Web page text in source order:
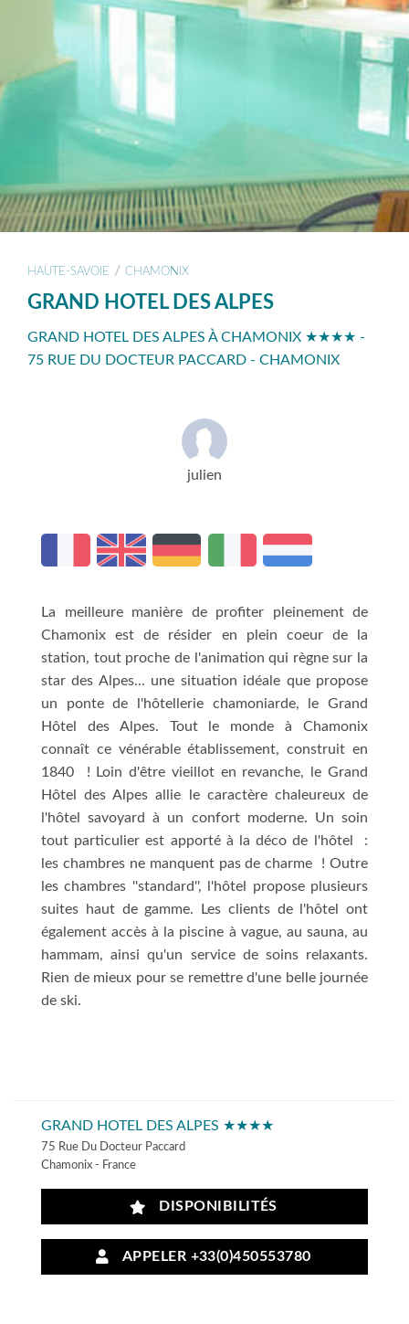
HAUTE-SAVOIE / CHAMONIX
GRAND HOTEL DES ALPES
GRAND HOTEL DES ALPES À CHAMONIX ★★★★ -
75 RUE DU DOCTEUR PACCARD - CHAMONIX
julien
La meilleure manière de profiter pleinement de
Chamonix est de résider en plein coeur de la
station, tout proche de l'animation qui règne sur la
star des Alpes... une situation idéale que propose
un ponte de l'hôtellerie chamoniarde, le Grand
Hôtel des Alpes. Tout le monde à Chamonix
connaît ce vénérable établissement, construit en
1840 ! Loin d'être vieillot en revanche, le Grand
Hôtel des Alpes allie le caractère chaleureux de
l'hôtel savoyard à un confort moderne. Un soin
tout particulier est apporté à la déco de l'hôtel :
les chambres ne manquent pas de charme ! Outre
les chambres ''standard'', l'hôtel propose plusieurs
suites haut de gamme. Les clients de l'hôtel ont
également accès à la piscine à vague, au sauna, au
hammam, ainsi qu'un service de soins relaxants.
Rien de mieux pour se remettre d'une belle journée
de ski.
GRAND HOTEL DES ALPES ★★★★
75 Rue Du Docteur Paccard
Chamonix - France
DISPONIBILITÉS
APPELER +33(0)450553780